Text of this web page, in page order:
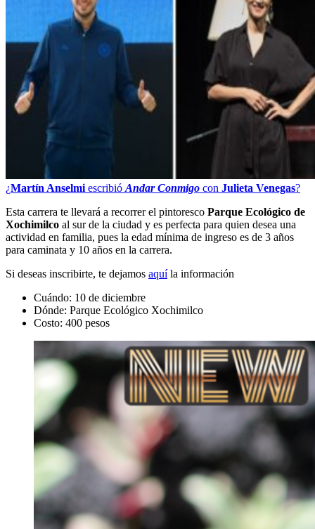
¿Martín Anselmi escribió Andar Conmigo con Julieta Venegas?
Esta carrera te llevará a recorrer el pintoresco Parque Ecológico de
Xochimilco al sur de la ciudad y es perfecta para quien desea una
actividad en familia, pues la edad mínima de ingreso es de 3 años
para caminata y 10 años en la carrera.
Si deseas inscribirte, te dejamos aquíla información
Cuándo: 10 de diciembre
Dónde: Parque Ecológico Xochimilco
Costo: 400 pesos